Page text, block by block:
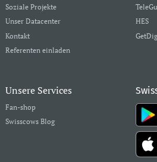
Soziale Projekte
Unser Datacenter
Kontakt
Referenten einladen
HES
Unsere Services
Fan-shop
Swisscows Blog